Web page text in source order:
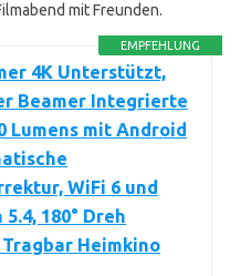
mit Freunden.
EMPFEHLUNG
4K Unterstützt,
Beamer Integrierte
Lumens mit Android
WiFi 6 und
180° Dreh
Heimkino